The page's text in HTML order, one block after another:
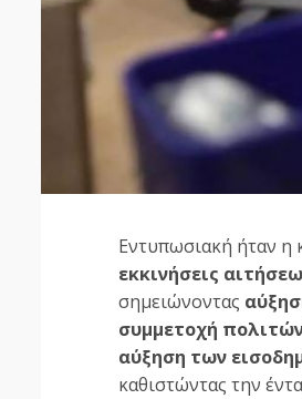
Εντυπωσιακή ήταν η
εκκινήσεις
σημειώνοντας
συμμετοχή
αύξηση των
καθιστώντας την